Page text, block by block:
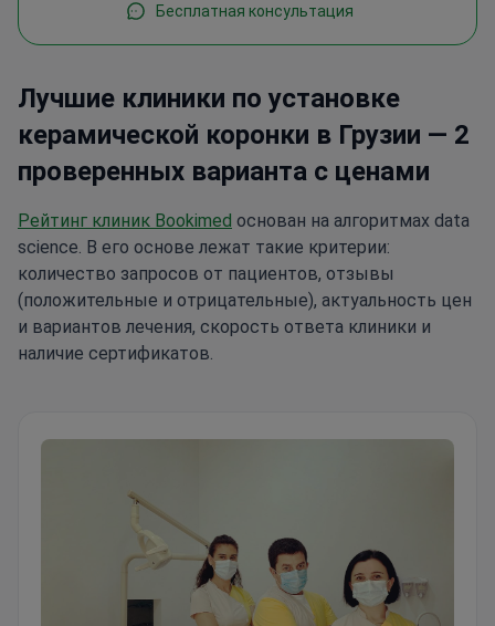
Бесплатная консультация
Лучшие клиники по установке
керамической коронки в Грузии — 2
проверенных варианта с ценами
Рейтинг клиник Bookimed основан на алгоритмах data
science. В его основе лежат такие критерии:
количество запросов от пациентов, отзывы
(положительные и отрицательные), актуальность цен
и вариантов лечения, скорость ответа клиники и
наличие сертификатов.